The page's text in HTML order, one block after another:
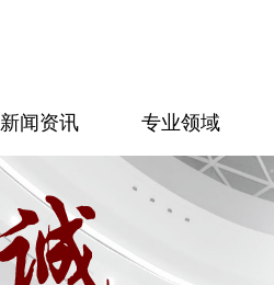
新闻资讯 专业领域